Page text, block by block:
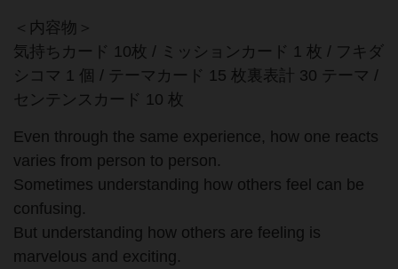
＜内容物＞
気持ちカード 10枚 / ミッションカード 1 枚 / フキダ
シコマ 1 個 / テーマカード 15 枚裏表計 30 テーマ /
センテンスカード 10 枚
Even through the same experience, how one reacts
varies from person to person.
Sometimes understanding how others feel can be
confusing.
But understanding how others are feeling is
marvelous and exciting.